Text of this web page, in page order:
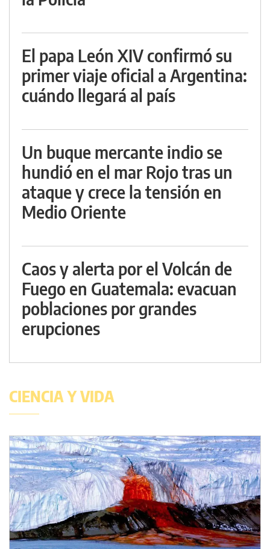
El papa León XIV confirmó su
primer viaje oficial a Argentina:
cuándo llegará al país
Un buque mercante indio se
hundió en el mar Rojo tras un
ataque y crece la tensión en
Medio Oriente
Caos y alerta por el Volcán de
Fuego en Guatemala: evacuan
poblaciones por grandes
erupciones
CIENCIA Y VIDA